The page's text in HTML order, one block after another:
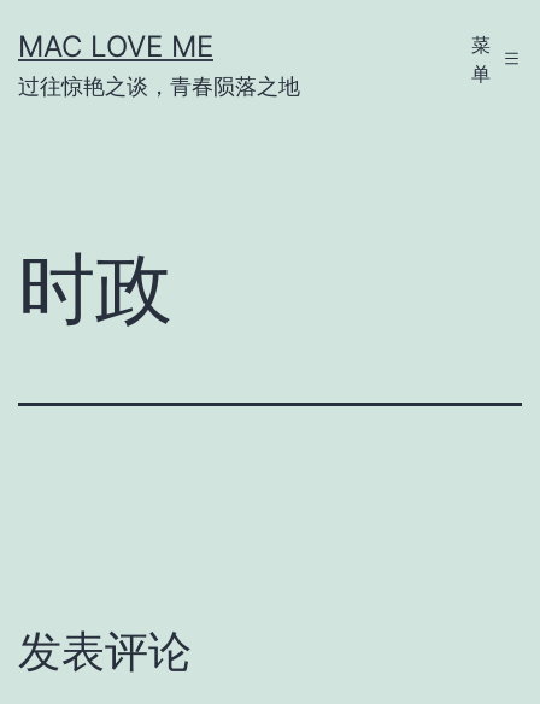
至
内
MAC LOVE ME
过往惊艳之谈，青春陨落之地
菜
单
时政
发表评论